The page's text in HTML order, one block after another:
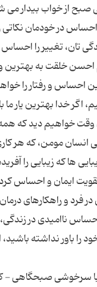
صبح از خواب بیدار
در خودمان
احسن خلقت به
اگر خدا بهترین یار ما
وقت خواهیم دید كه
انسان مومن، كه هر
ها كه زیبایی را
ناامیدی در
سرخوشی صبحگاهی -